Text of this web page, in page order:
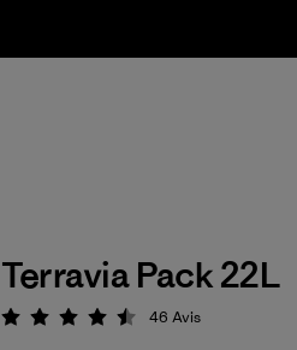
Terravia Pack 22L
Évaluation: 4.5 / 5
46 Avis